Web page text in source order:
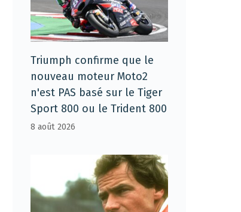
Triumph confirme que le
nouveau moteur Moto2
n'est PAS basé sur le Tiger
Sport 800 ou le Trident 800
8 août 2026